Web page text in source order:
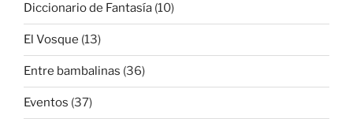
Diccionario de Fantasía (10)
El Vosque (13)
Entre bambalinas (36)
Eventos (37)